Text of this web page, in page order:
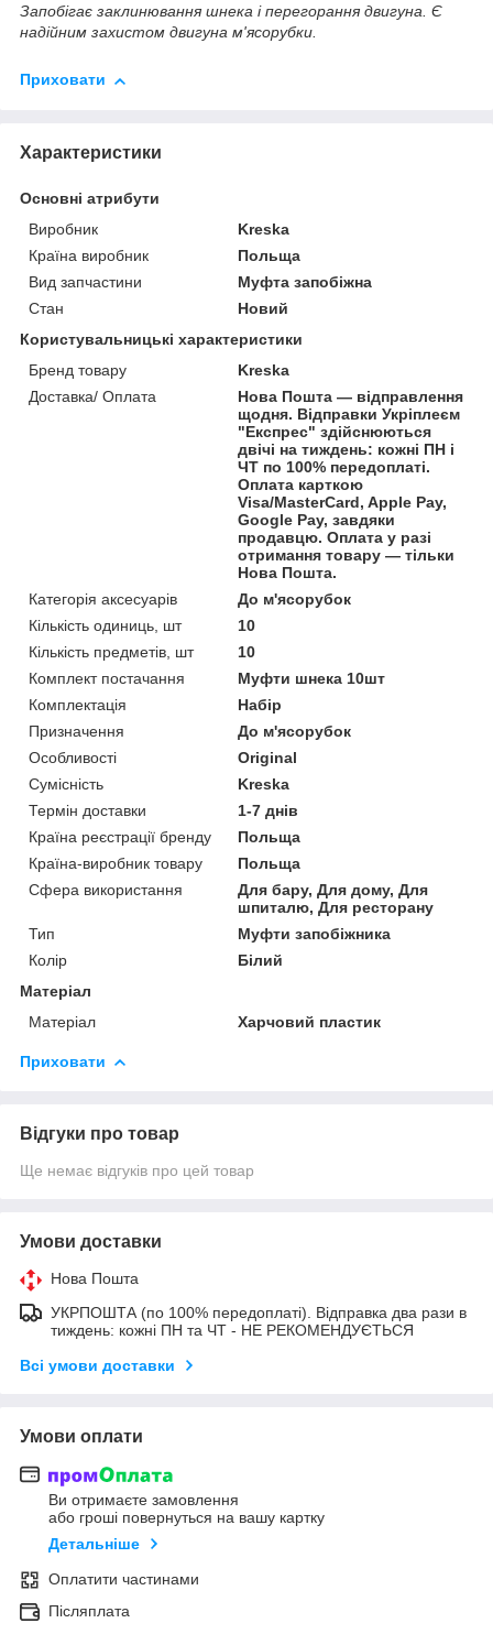
Запобігає заклинювання шнека і перегорання двигуна. Є
надійним захистом двигуна м'ясорубки.
Приховати
Характеристики
Основні атрибути
Виробник
Kreska
Країна виробник
Польща
Вид запчастини
Муфта запобіжна
Стан
Новий
Користувальницькі характеристики
Бренд товару
Kreska
Доставка/ Оплата
Нова Пошта — відправлення
щодня. Відправки Укріплеєм
"Експрес" здійснюються
двічі на тиждень: кожні ПН і
ЧТ по 100% передоплаті.
Оплата карткою
Visa/MasterCard, Apple Pay,
Google Pay, завдяки
продавцю. Оплата у разі
отримання товару — тільки
Нова Пошта.
Категорія аксесуарів
До м'ясорубок
Кількість одиниць, шт
10
Кількість предметів, шт
10
Комплект постачання
Муфти шнека 10шт
Комплектація
Набір
Призначення
До м'ясорубок
Особливості
Original
Сумісність
Kreska
Термін доставки
1-7 днів
Країна реєстрації бренду
Польща
Країна-виробник товару
Польща
Сфера використання
Для бару, Для дому, Для
шпиталю, Для ресторану
Тип
Муфти запобіжника
Колір
Білий
Матеріал
Матеріал
Харчовий пластик
Приховати
Відгуки про товар
Ще немає відгуків про цей товар
Умови доставки
Нова Пошта
УКРПОШТА (по 100% передоплаті). Відправка два рази в
тиждень: кожні ПН та ЧТ - НЕ РЕКОМЕНДУЄТЬСЯ
Всі умови доставки
Умови оплати
Ви отримаєте замовлення
або гроші повернуться на вашу картку
Детальніше
Оплатити частинами
Післяплата